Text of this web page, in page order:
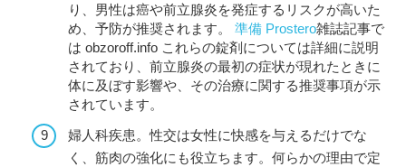
り、男性は癌や前立腺炎を発症するリスクが高いた
め、予防が推奨されます。 準備 Prostero雑誌記事で
は obzoroff.info これらの錠剤については詳細に説明
されており、前立腺炎の最初の症状が現れたときに
体に及ぼす影響や、その治療に関する推奨事項が示
されています。
婦人科疾患。性交は女性に快感を与えるだけでな
く、筋肉の強化にも役立ちます。何らかの理由で定